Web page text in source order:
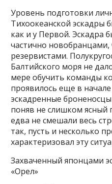
Уровень подготовки
Тихоокеанской эскадры
как и у Первой. Эскадра
частично новобранцами,
резервистами.
Балтийского моря не
мере обучить команды
проявилось еще в
эскадренные
поняв не слишком ясный
едва не смешали весь
так, пусть и несколько
характеризовал эту
Захваченный японцами
«Орел»